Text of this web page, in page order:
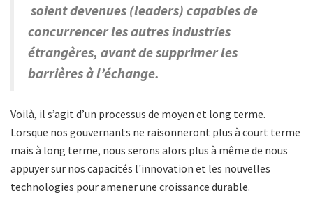
soient devenues (leaders) capables de
concurrencer les autres industries
étrangères, avant de supprimer les
barrières à l’échange.
Voilà, il s’agit d’un processus de moyen et long terme.
Lorsque nos gouvernants ne raisonneront plus à court terme
mais à long terme, nous serons alors plus à même de nous
appuyer sur nos capacités l'innovation et les nouvelles
technologies pour amener une croissance durable.